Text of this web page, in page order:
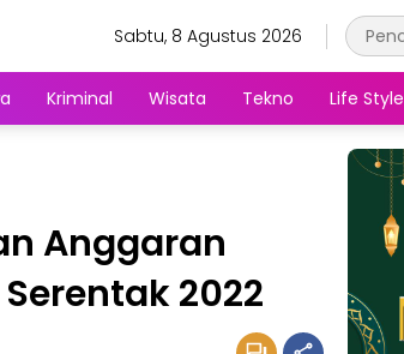
Sabtu, 8 Agustus 2026
Kriminal Wisata Tekno Life Style
Anggaran
2022